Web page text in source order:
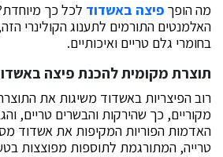
מה הופך פיצה באשדודלכל כך
האלמנטים התורמים לתענוג הקולינרי
בחומרי גלם טריים ואיכותיים.
תוצרת מקומית להכנת פיצה
רוב הפיצריות באשדוד משיגות את
מקוריים, כך שהירקות והבשרים טריים,
האדמות הפוריות המקיפות את אשדוד
טרייה, המתורגמת לתוספות מפוצצות